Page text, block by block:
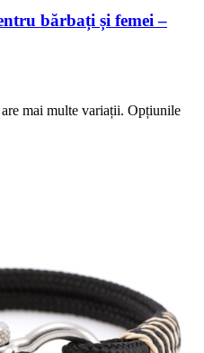
bărbați și femei –
mai multe variații. Opțiunile